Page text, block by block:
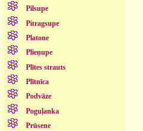
Pilsupe
Pitragsupe
Platone
Plieņupe
Plītes strauts
Plītnīca
Podvāze
Poguļanka
Prūsene